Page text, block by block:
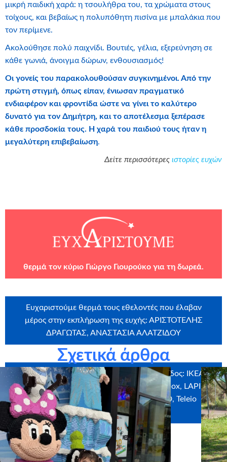
μικρή παιδική χαρά: η τσουλήθρα του, τα χρώματα στους
τοίχους, και βεβαίως η πολυπόθητη πισίνα με μπαλάκια που
τον περίμενε.
Ακολούθησε πολύ παιχνίδι. Βουτιές, γέλια, εξερεύνηση σε
κάθε γωνιά, άνοιγμα δώρων, ενθουσιασμός!
Οι γονείς του παρακολουθούσαν συγκινημένοι. Από την
πρώτη στιγμή, όπως είπαν, ένιωσαν πραγματικό
ενδιαφέρον και φροντίδα ώστε να γίνει το καλύτερο
δυνατό για τον Δημήτρη, και το αποτέλεσμα ξεπέρασε
κάθε προσδοκία τους. Η χαρά του παιδιού τους ήταν η
μεγαλύτερη επιβεβαίωση.
Δείτε περισσότερες ιστορίες ευχών
θερμά τον κύριο Γιώργο Γιουρούκο για τη δωρεά.
Ευχαριστούμε θερμά τους εθελοντές που έλαβαν
μέρος στην εκπλήρωση της ευχής: ΑΡΙΣΤΟΤΕΛΗΣ
ΔΡΑΓΩΤΑΣ, ΑΝΑΣΤΑΣΙΑ ΑΛΑΤΖΙΔΟΥ
Ευχαριστούμε θερμά τους χορηγούς σε είδος: IKEA,
elite strom, CARAMELLO, myikona, Craftbox, LAPIN
HOUSE, ΚΙΦΑ ΕΛΛΑΔΟΣ, FAMILYMED, Teleio
party.gr, CANDIA
Σχετικά άρθρα